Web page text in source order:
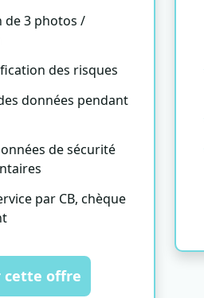
3 photos /
des risques
données pendant
de sécurité
par CB, chèque
cette offre